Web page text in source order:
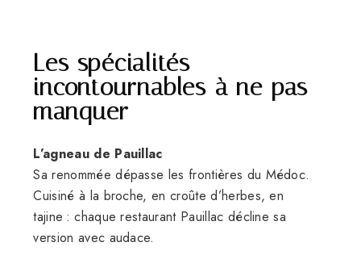
Les spécialités
incontournables à ne pas
manquer
L’agneau de Pauillac
Sa renommée dépasse les frontières du Médoc.
Cuisiné à la broche, en croûte d’herbes, en
tajine : chaque restaurant Pauillac décline sa
version avec audace.